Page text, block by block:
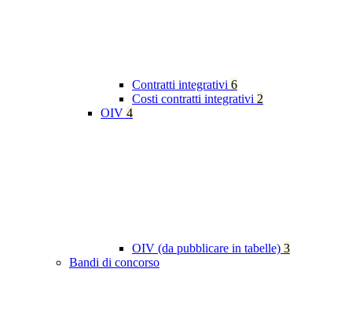
Contratti integrativi 6
Costi contratti integrativi 2
OIV 4
OIV (da pubblicare in tabelle) 3
Bandi di concorso